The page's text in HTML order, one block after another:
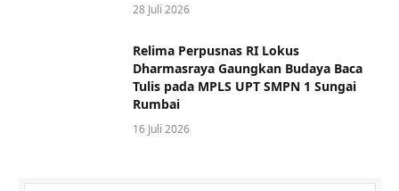
28 Juli 2026
Relima Perpusnas RI Lokus
Dharmasraya Gaungkan Budaya Baca
Tulis pada MPLS UPT SMPN 1 Sungai
Rumbai
16 Juli 2026